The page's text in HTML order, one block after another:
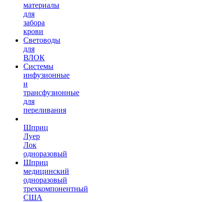
материалы
для
забора
крови
Световоды
для
ВЛОК
Системы
инфузионные
и
трансфузионные
для
переливания
Шприц
Луер
Лок
одноразовый
Шприц
медицинский
одноразовый
трехкомпонентный
США